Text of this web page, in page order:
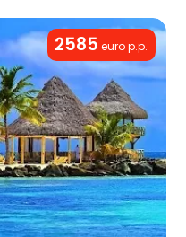
2585 euro p.p.